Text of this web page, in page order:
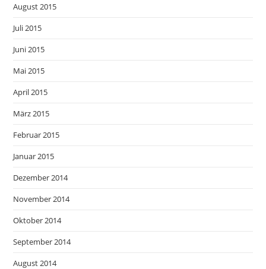
August 2015
Juli 2015
Juni 2015
Mai 2015
April 2015
März 2015
Februar 2015
Januar 2015
Dezember 2014
November 2014
Oktober 2014
September 2014
August 2014